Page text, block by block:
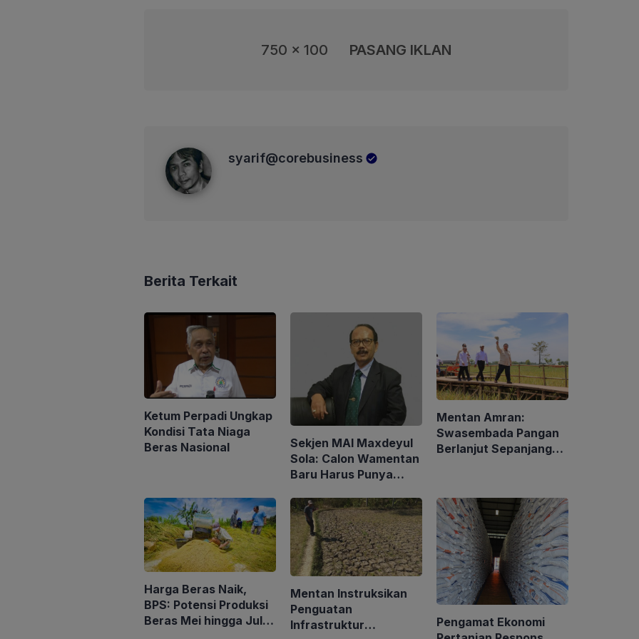
750 x 100 PASANG IKLAN
syarif@corebusiness
Berita Terkait
Ketum Perpadi Ungkap
Kondisi Tata Niaga
Beras Nasional
Sekjen MAI Maxdeyul
Sola: Calon Wamentan
Baru Harus Punya
Konsep Holistik
Mentan Amran:
Swasembada Pangan
Berlanjut Sepanjang
Harga Beras Naik,
BPS: Potensi Produksi
Beras Mei hingga Juli
Mentan Instruksikan
Penguatan
Infrastruktur
Pengamat Ekonomi